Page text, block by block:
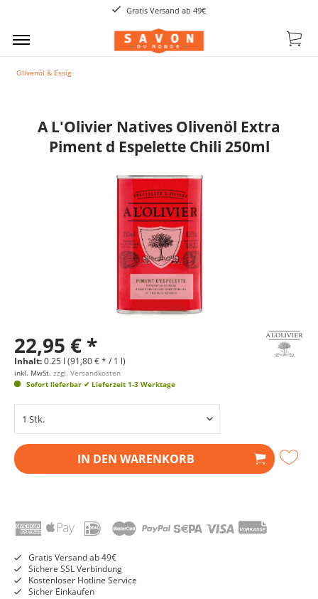
Gratis Versand ab 49€
Olivenöl & Essig
A L'Olivier Natives Olivenöl Extra
Piment d Espelette Chili 250ml
22,95 € *
Inhalt:0.25 l (91,80 € * / 1 l)
inkl. MwSt. zzgl. Versandkosten
Sofort lieferbar ✔ Lieferzeit 1-3 Werktage
IN DEN WARENKORB
Gratis Versand ab 49€
Sichere SSL Verbindung
Kostenloser Hotline Service
Sicher Einkaufen